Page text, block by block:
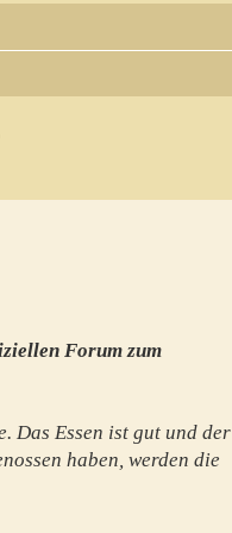
Forum zum
Das Essen ist gut und der
haben, werden die